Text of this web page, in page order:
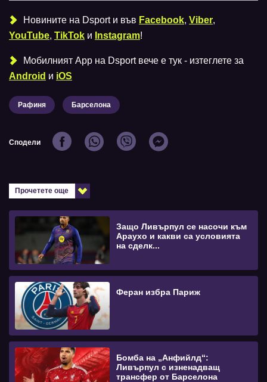
Новините на Dsport и във Facebook, Viber,
YouTube, TikTok и Instagram!
Мобилният Аpp на Dsport вече е тук - изтеглете за
Android и iOS
Рафиня Барселона
Сподели
Прочетете още
Защо Ливърпул се насочи към
Араухо и какви са условията
на сделк...
Феран избра Париж
Бомба на „Анфийлд“:
Ливърпул с изненадващ
трансфер от Барселона